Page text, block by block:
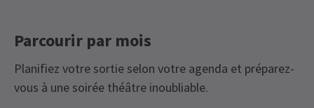
Parcourir par mois
Planifiez votre sortie selon votre agenda et préparez-
vous à une soirée théâtre inoubliable.